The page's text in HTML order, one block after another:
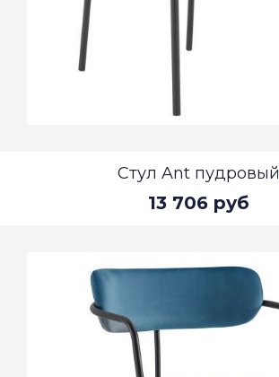
Стул Ant пудровый
13 706 руб